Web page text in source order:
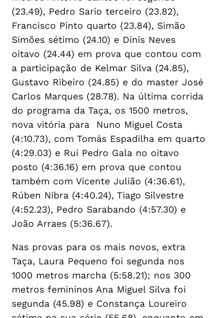
(23.49), Pedro Sario terceiro (23.82),
Francisco Pinto quarto (23.84), Simão
Simões sétimo (24.10) e Dinis Neves
oitavo (24.44) em prova que contou com
a participação de Kelmar Silva (24.85),
Gustavo Ribeiro (24.85) e do master José
Carlos Marques (28.78). Na última corrida
do programa da Taça, os 1500 metros,
nova vitória para Nuno Miguel Costa
(4:10.73), com Tomás Espadilha em quarto
(4:29.03) e Rui Pedro Gala no oitavo
posto (4:36.16) em prova que contou
também com Vicente Julião (4:36.61),
Rúben Nibra (4:40.24), Tiago Silvestre
(4:52.23), Pedro Sarabando (4:57.30) e
João Arraes (5:36.67).
Nas provas para os mais novos, extra
Taça, Laura Pequeno foi segunda nos
1000 metros marcha (5:58.21); nos 300
metros femininos Ana Miguel Silva foi
segunda (45.98) e Constança Loureiro